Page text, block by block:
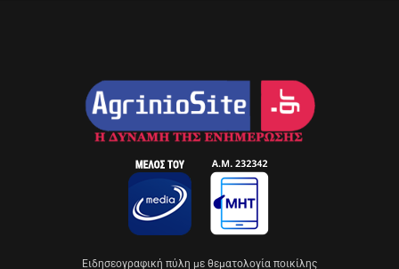
Eιδησεογραφική πύλη με θεματολογία ποικίλης